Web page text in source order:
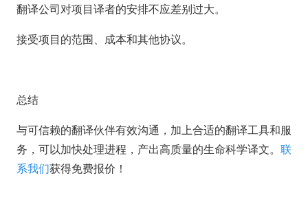
翻译公司对项目译者的安排不应差别过大。
接受项目的范围、成本和其他协议。
总结
与可信赖的翻译伙伴有效沟通，加上合适的翻译工具和服
务，可以加快处理进程，产出高质量的生命科学译文。 联
系我们获得免费报价！